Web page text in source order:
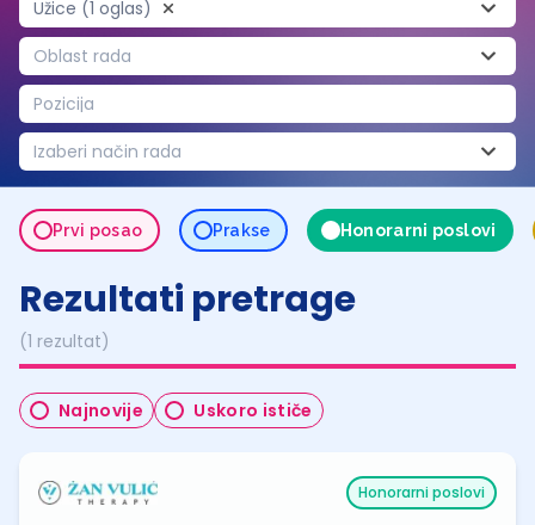
Užice (1 oglas)
Oblast rada
Pozicija
Izaberi način rada
Prvi posao Prakse Honorarni poslovi
Rezultati pretrage
(1 rezultat)
Najnovije Uskoro ističe
Honorarni poslovi